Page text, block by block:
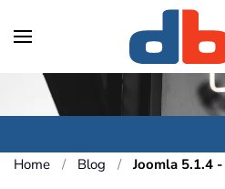
Skip to main content
Home Blog Joomla 5.1.4